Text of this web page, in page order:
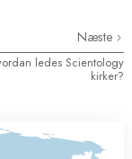
Næste
ledes Scientology
kirker?